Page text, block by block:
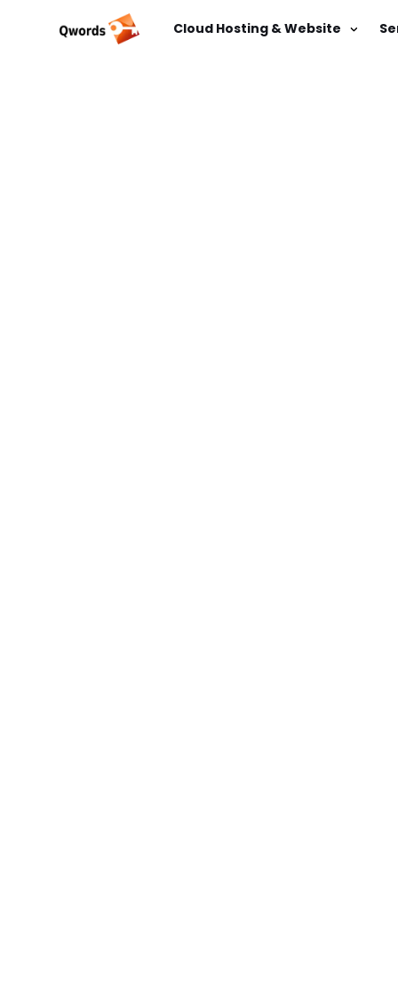
Cloud Hosting & Website